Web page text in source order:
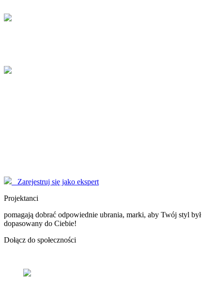
Zarejestruj się jako ekspert
Projektanci
pomagają dobrać odpowiednie ubrania, marki, aby Twój styl był
dopasowany do Ciebie!
Dołącz do społeczności